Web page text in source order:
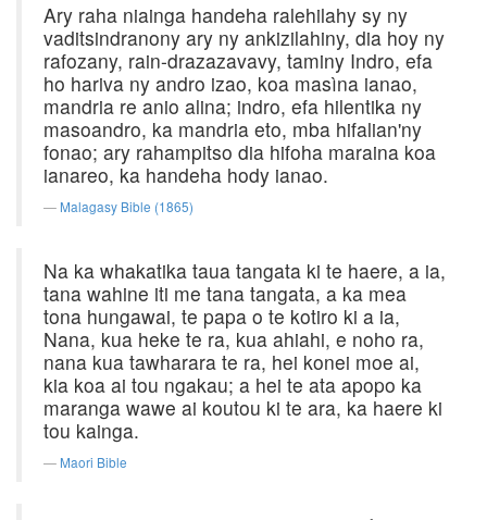
Ary raha niainga handeha ralehilahy sy ny
vaditsindranony ary ny ankizilahiny, dia hoy ny
rafozany, rain-drazazavavy, taminy Indro, efa
ho hariva ny andro izao, koa masìna ianao,
mandria re anio alina; indro, efa hilentika ny
masoandro, ka mandria eto, mba hifalian'ny
fonao; ary rahampitso dia hifoha maraina koa
ianareo, ka handeha hody ianao.
Malagasy Bible (1865)
Na ka whakatika taua tangata ki te haere, a ia,
tana wahine iti me tana tangata, a ka mea
tona hungawai, te papa o te kotiro ki a ia,
Nana, kua heke te ra, kua ahiahi, e noho ra,
nana kua tawharara te ra, hei konei moe ai,
kia koa ai tou ngakau; a hei te ata apopo ka
maranga wawe ai koutou ki te ara, ka haere ki
tou kainga.
Maori Bible